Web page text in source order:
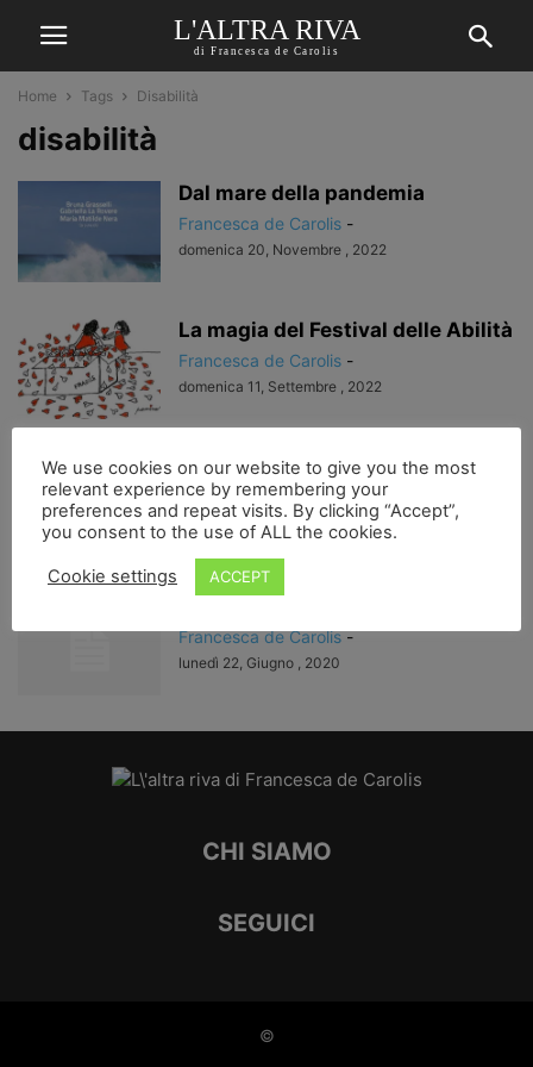
L'ALTRA RIVA
di Francesca de Carolis
Home Tags Disabilità
disabilità
Dal mare della pandemia
Francesca de Carolis -
domenica 20, Novembre , 2022
La magia del Festival delle Abilità
Francesca de Carolis -
domenica 11, Settembre , 2022
due lettere… due madri… il loro
dolore…
Francesca de Carolis -
Francesca de Carolis -
lunedì 22, Giugno , 2020
CHI SIAMO
SEGUICI
©
We use cookies on our website to give you the most
relevant experience by remembering your
preferences and repeat visits. By clicking “Accept”,
you consent to the use of ALL the cookies.
Cookie settings ACCEPT